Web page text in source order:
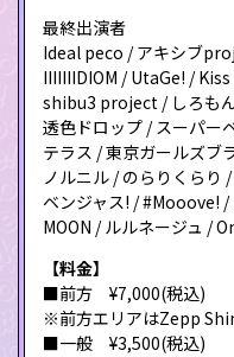
最終出演者
Ideal peco / アキシブ
IIIIIIIDIOM / UtaGe! /
shibu3 project / しろも
透色ドロップ / スーパー
テラス / 東京ガールズブ
ノルニル / のらりくらり
ベンジャス! / #Mooove!
MOON / ルルネージュ /
【料金】
■前方 ¥7,000(税込)
※前方エリアはZepp
■一般 ¥3,500(税込)